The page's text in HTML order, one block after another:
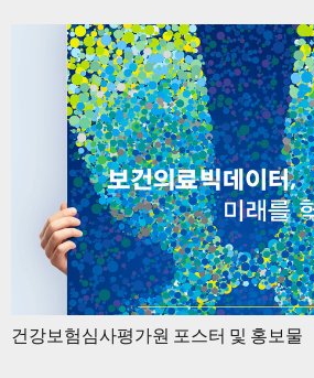
건강보험심사평가원 포스터 및 홍보물